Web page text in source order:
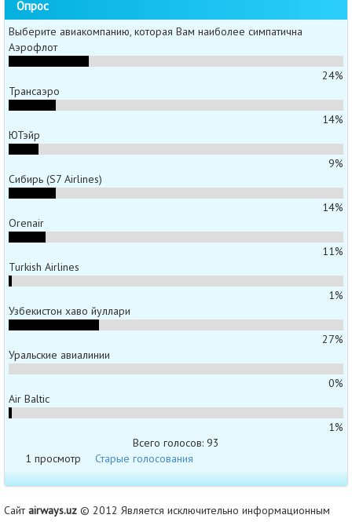
Опрос
Выберите авиакомпанию, которая Вам наиболее симпатична
Аэрофлот
24%
Трансаэро
14%
ЮТэйр
9%
Сибирь (S7 Airlines)
14%
Orenair
11%
Turkish Airlines
1%
Узбекистон хаво йуллари
27%
Уральские авиалинии
0%
Air Baltic
1%
Всего голосов: 93
1 просмотр
Старые голосования
Сайтairways.uz © 2012 Является исключительно информационным